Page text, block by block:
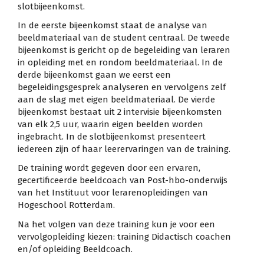
slotbijeenkomst.
In de eerste bijeenkomst staat de analyse van
beeldmateriaal van de student centraal. De tweede
bijeenkomst is gericht op de begeleiding van leraren
in opleiding met en rondom beeldmateriaal. In de
derde bijeenkomst gaan we eerst een
begeleidingsgesprek analyseren en vervolgens zelf
aan de slag met eigen beeldmateriaal. De vierde
bijeenkomst bestaat uit 2 intervisie bijeenkomsten
van elk 2,5 uur, waarin eigen beelden worden
ingebracht. In de slotbijeenkomst presenteert
iedereen zijn of haar leerervaringen van de training.
De training wordt gegeven door een ervaren,
gecertificeerde beeldcoach van Post-hbo-onderwijs
van het Instituut voor lerarenopleidingen van
Hogeschool Rotterdam.
Na het volgen van deze training kun je voor een
vervolgopleiding kiezen: training Didactisch coachen
en/of opleiding Beeldcoach.